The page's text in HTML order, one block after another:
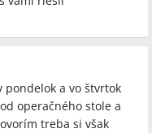
pondelok a vo štvrtok
operačného stole a
treba si však